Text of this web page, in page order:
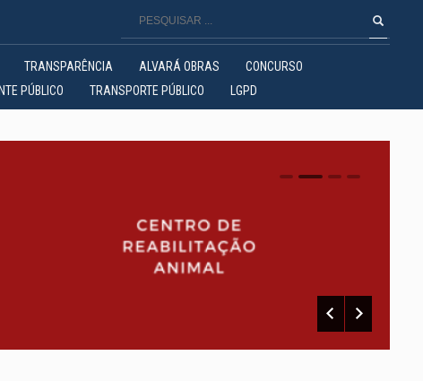
TRANSPARÊNCIA ALVARÁ OBRAS
CONCURSO
PÚBLICO TRANSPORTE PÚBLICO LGPD
0 1 2